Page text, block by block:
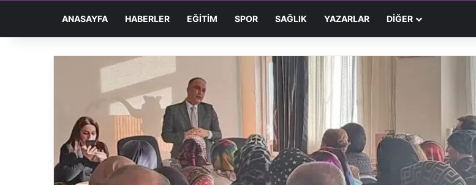
ANASAYFA HABERLER EĞITIM SPOR SAĞLIK YAZARLAR DİĞER